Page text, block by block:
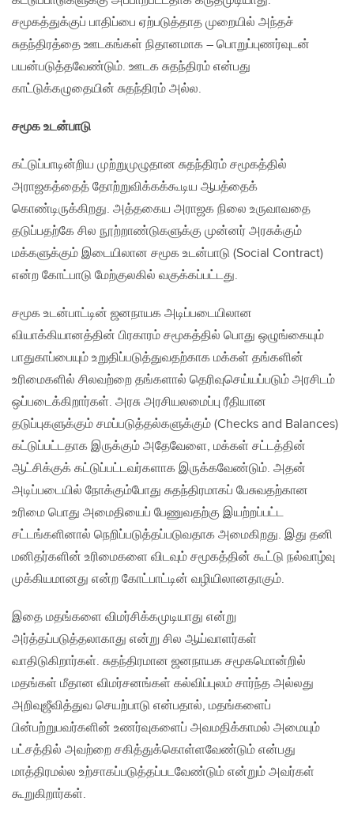
சமூகத்துக்குப் பாதிப்பை ஏற்படுத்தாத முறையில் அந்தச்
சுதந்திரத்தை ஊடகங்கள் நிதானமாக – பொறுப்புணர்வுடன்
பயன்படுத்தவேண்டும். ஊடக சுதந்திரம் என்பது
காட்டுக்கழுதையின் சுதந்திரம் அல்ல.
சமூக உடன்பாடு
கட்டுப்பாடின்றிய முற்றுமுழுதான சுதந்திரம் சமூகத்தில்
அராஜகத்தைத் தோற்றுவிக்கக்கூடிய ஆபத்தைக்
கொண்டிருக்கிறது. அத்தகைய அராஜக நிலை உருவாவதை
தடுப்பதற்கே சில நூற்றாண்டுகளுக்கு முன்னர் அரசுக்கும்
மக்களுக்கும் இடையிலான சமூக உடன்பாடு (Social Contract)
என்ற கோட்பாடு மேற்குலகில் வகுக்கப்பட்டது.
சமூக உடன்பாட்டின் ஜனநாயக அடிப்படையிலான
வியாக்கியானத்தின் பிரகாரம் சமூகத்தில் பொது ஒழுங்கையும்
பாதுகாப்பையும் உறுதிப்படுத்துவதற்காக மக்கள் தங்களின்
உரிமைகளில் சிலவற்றை தங்களால் தெரிவுசெய்யப்படும் அரசிடம்
ஒப்படைக்கிறார்கள். அரசு அரசியலமைப்பு ரீதியான
தடுப்புகளுக்கும் சமப்படுத்தல்களுக்கும் (Checks and Balances)
கட்டுப்பட்டதாக இருக்கும் அதேவேளை, மக்கள் சட்டத்தின்
ஆட்சிக்குக் கட்டுப்பட்டவர்களாக இருக்கவேண்டும். அதன்
அடிப்படையில் நோக்கும்போது சுதந்திரமாகப் பேசுவதற்கான
உரிமை பொது அமைதியைப் பேணுவதற்கு இயற்றப்பட்ட
சட்டங்களினால் நெறிப்படுத்தப்படுவதாக அமைகிறது. இது தனி
மனிதர்களின் உரிமைகளை விடவும் சமூகத்தின் கூட்டு நல்வாழ்வு
முக்கியமானது என்ற கோட்பாட்டின் வழியிலானதாகும்.
இதை மதங்களை விமர்சிக்கமுடியாது என்று
அர்த்தப்படுத்தலாகாது என்று சில ஆய்வாளர்கள்
வாதிடுகிறார்கள். சுதந்திரமான ஜனநாயக சமூகமொன்றில்
மதங்கள் மீதான விமர்சனங்கள் கல்விப்புலம் சார்ந்த அல்லது
அறிவுஜீவித்துவ செயற்பாடு என்பதால், மதங்களைப்
பின்பற்றுபவர்களின் உணர்வுகளைப் அவமதிக்காமல் அமையும்
பட்சத்தில் அவற்றை சகித்துக்கொள்ளவேண்டும் என்பது
மாத்திரமல்ல உற்சாகப்படுத்தப்படவேண்டும் என்றும் அவர்கள்
கூறுகிறார்கள்.